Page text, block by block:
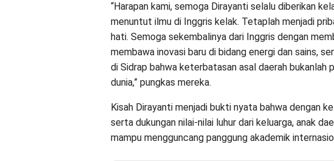
“Harapan kami, semoga Dirayanti selalu diberikan
menuntut ilmu di Inggris kelak. Tetaplah menjadi
hati. Semoga sekembalinya dari Inggris dengan
membawa inovasi baru di bidang energi dan sains,
di Sidrap bahwa keterbatasan asal daerah bukanlah
dunia,” pungkas mereka.
Kisah Dirayanti menjadi bukti nyata bahwa dengan
serta dukungan nilai-nilai luhur dari keluarga, anak
mampu mengguncang panggung akademik